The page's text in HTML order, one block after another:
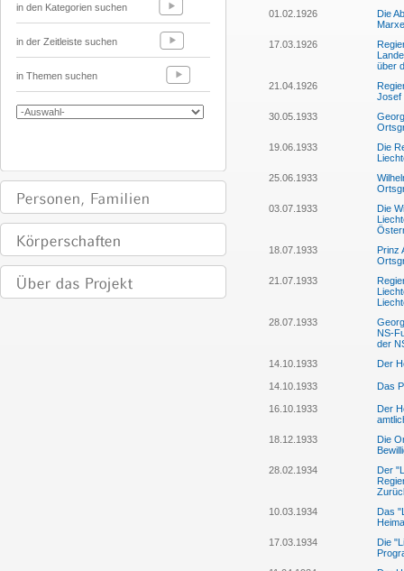
in den Kategorien suchen
in der Zeitleiste suchen
in Themen suchen
01.02.1926
Die
17.03.1926
über
21.04.1926
Josef
30.05.1933
19.06.1933
Die
25.06.1933
03.07.1933
Die
18.07.1933
Prinz
21.07.1933
28.07.1933
NS-
der
14.10.1933
Der
14.10.1933 Das
16.10.1933
Der
18.12.1933
Die
28.02.1934
Der
10.03.1934
Das
17.03.1934
Die